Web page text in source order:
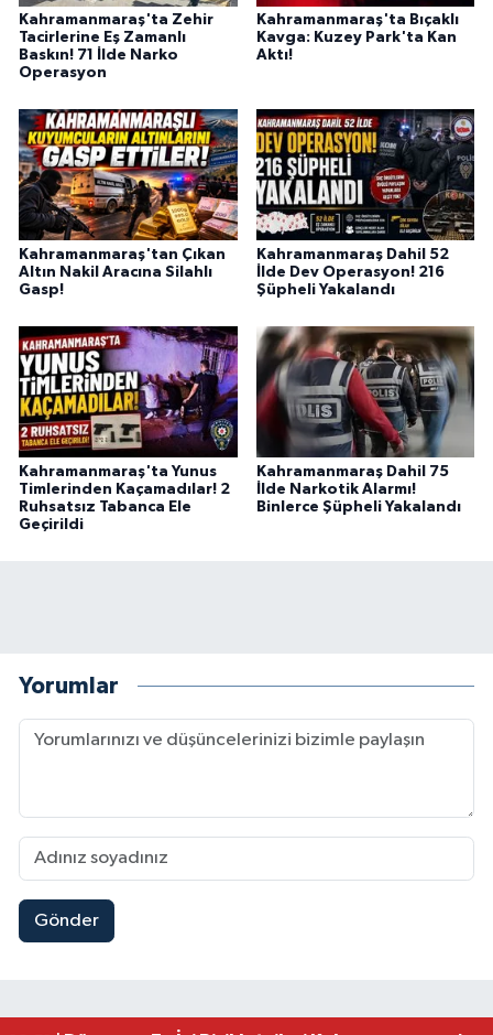
Kahramanmaraş'ta Zehir
Tacirlerine Eş Zamanlı
Baskın! 71 İlde Narko
Operasyon
Kahramanmaraş'ta Bıçaklı
Kavga: Kuzey Park'ta Kan
Aktı!
Kahramanmaraş'tan Çıkan
Altın Nakil Aracına Silahlı
Gasp!
Kahramanmaraş Dahil 52
İlde Dev Operasyon! 216
Şüpheli Yakalandı
Kahramanmaraş'ta Yunus
Timlerinden Kaçamadılar! 2
Ruhsatsız Tabanca Ele
Geçirildi
Kahramanmaraş Dahil 75
İlde Narkotik Alarmı!
Binlerce Şüpheli Yakalandı
Yorumlar
Gönder
19:49 |Mersin'de Tatil Kabusu! Kahramanmaraşlı
BÖLGEDEN
BİLİM TEKNOLOJİ
ASAYİŞ
SEÇİM 2015
ÇEVRE
BİLİM VE TEKNOLOJİ
YARIŞMALAR
TANITIM
HABERDE İNSAN